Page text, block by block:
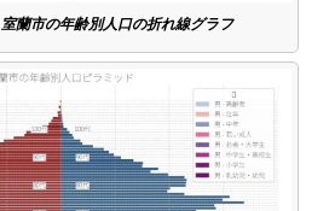
室蘭市の年齢別人口の折れ線グラフ